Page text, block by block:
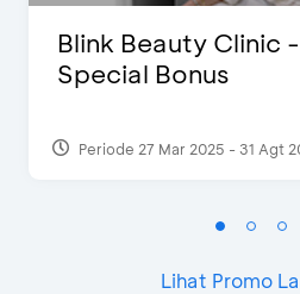
Blink Beauty Clinic
Special Bonus
Periode 27 Mar 2025 - 31 Agt
Lihat Promo